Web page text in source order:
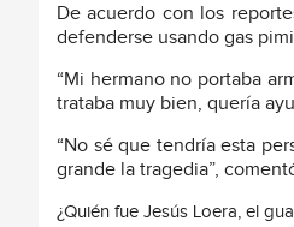
De acuerdo con los
defenderse usando gas
“Mi hermano no portaba
trataba muy bien, quería
“No sé que tendría esta
grande la tragedia”,
¿Quién fue Jesús Loera, el